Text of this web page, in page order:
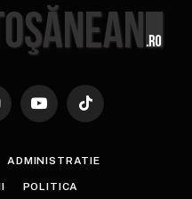
YouTubeTikTok
ADMINISTRATIE
POLITICA